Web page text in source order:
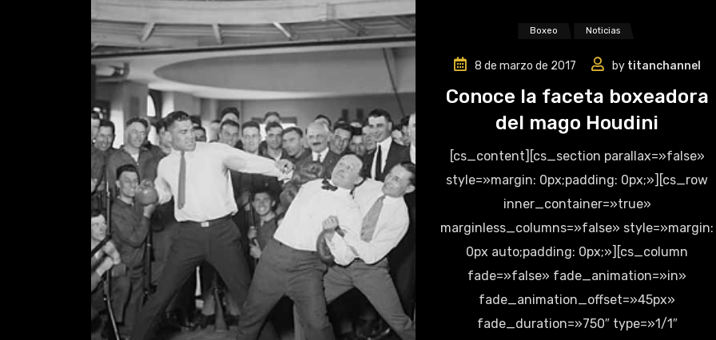
Boxeo Noticias
8 de marzo de 2017 by titanchannel
Conoce la faceta boxeadora
del mago Houdini
[cs_content][cs_section parallax=»false»
style=»margin: 0px;padding: 0px;»][cs_row
inner_container=»true»
marginless_columns=»false» style=»margin:
0px auto;padding: 0px;»][cs_column
fade=»false» fade_animation=»in»
fade_animation_offset=»45px»
fade_duration=»750″ type=»1/1″